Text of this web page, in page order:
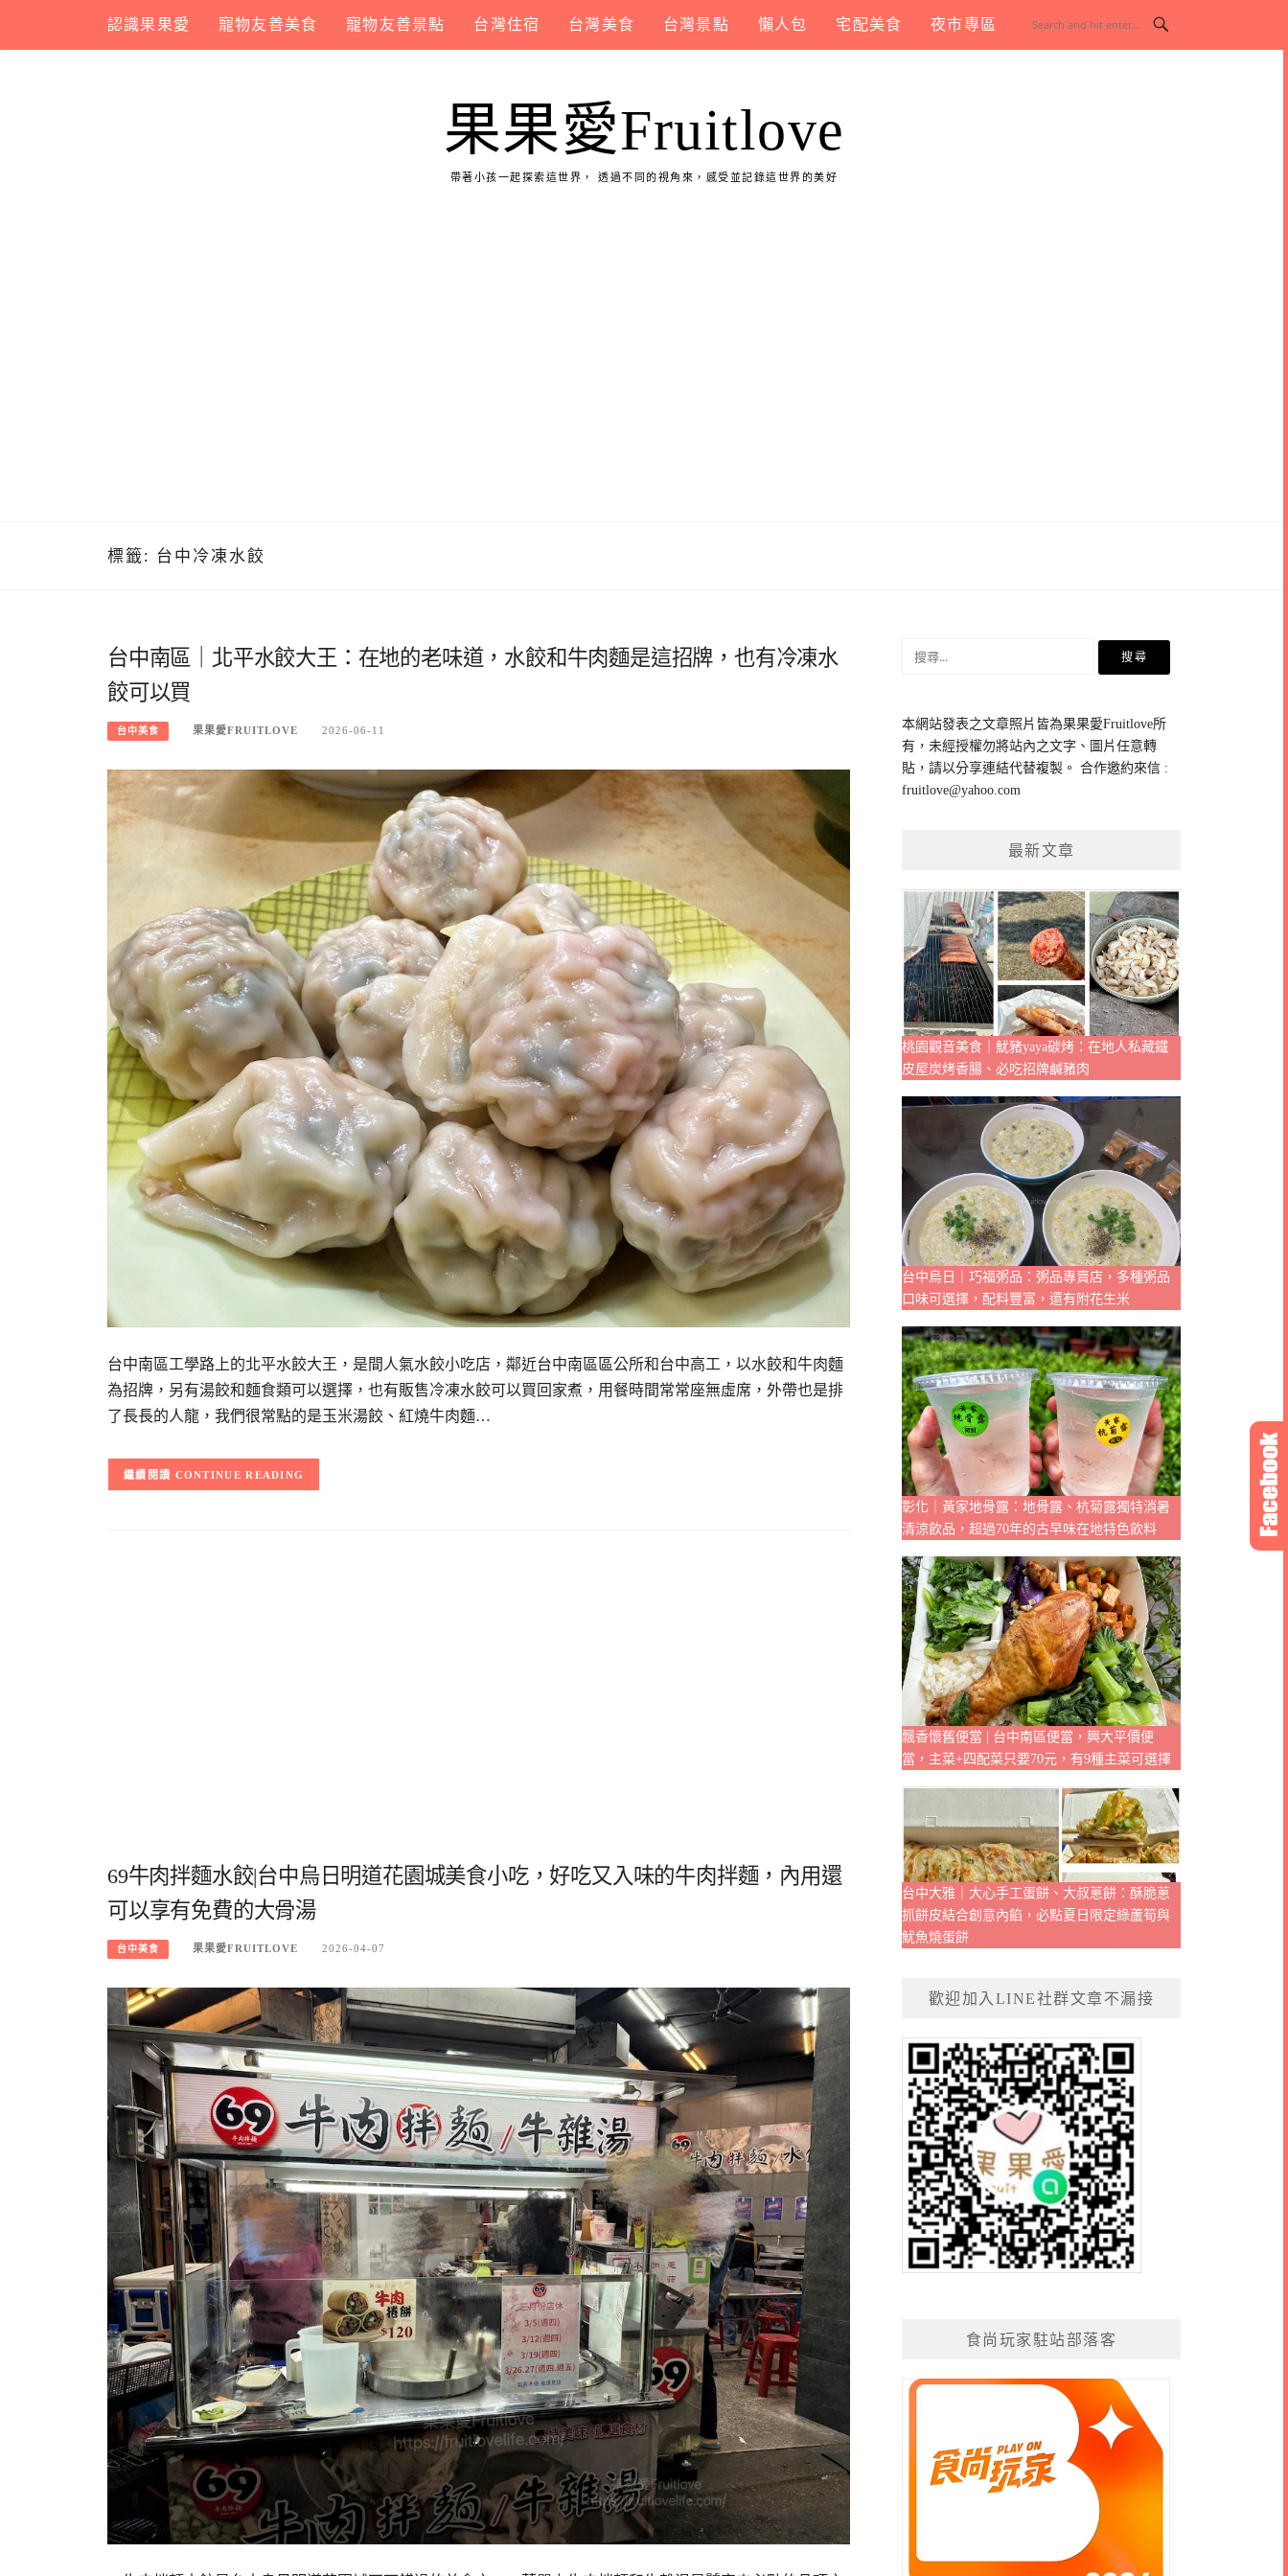
content
認識果果愛 寵物友善美食 寵物友善景點 台灣住宿 台灣美食 台灣景點 懶人包 宅配美食 夜市專區
果果愛Fruitlove
帶著小孩一起探索這世界， 透過不同的視角來，感受並記錄這世界的美好
標籤: 台中冷凍水餃
台中南區｜北平水餃大王：在地的老味道，水餃和牛肉麵是這招牌，也有冷凍水
餃可以買
台中美食 果果愛FRUITLOVE 2026-06-11
台中南區工學路上的北平水餃大王，是間人氣水餃小吃店，鄰近台中南區區公所和台中高工，以水餃和牛肉麵
為招牌，另有湯餃和麵食類可以選擇，也有販售冷凍水餃可以買回家煮，用餐時間常常座無虛席，外帶也是排
了長長的人龍，我們很常點的是玉米湯餃、紅燒牛肉麵…
CONTINUE READING
69牛肉拌麵水餃|台中烏日明道花園城美食小吃，好吃又入味的牛肉拌麵，內用還
可以享有免費的大骨湯
台中美食 果果愛FRUITLOVE 2026-04-07
鍵
字:
本網站發表之文章照片皆為果果愛Fruitlove所
有，未經授權勿將站內之文字、圖片任意轉
貼，請以分享連結代替複製。 合作邀約來信 :
fruitlove@yahoo.com
最新文章
桃園觀音美食｜魷豬yaya碳烤：在地人私藏鐵
皮屋炭烤香腸、必吃招牌鹹豬肉
台中烏日｜巧福粥品：粥品專賣店，多種粥品
口味可選擇，配料豐富，還有附花生米
彰化｜黃家地骨露：地骨露、杭菊露獨特消暑
清涼飲品，超過70年的古早味在地特色飲料
飄香懷舊便當 | 台中南區便當，興大平價便
當，主菜+四配菜只要70元，有9種主菜可選擇
台中大雅｜大心手工蛋餅、大叔蔥餅：酥脆蔥
抓餅皮結合創意內餡，必點夏日限定綠蘆筍與
魷魚燒蛋餅
歡迎加入LINE社群文章不漏接
食尚玩家駐站部落客